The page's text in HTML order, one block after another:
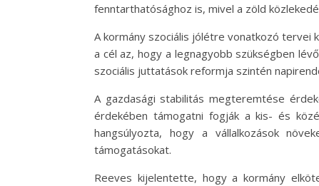
fenntarthatósághoz is, mivel a zöld
A kormány szociális jólétre vonatkozó tervei
a cél az, hogy a legnagyobb szükségben
szociális juttatások reformja szintén
A gazdasági stabilitás megteremtése
érdekében támogatni fogják a kis- és
hangsúlyozta, hogy a vállalkozások
támogatásokat.
Reeves kijelentette, hogy a kormány